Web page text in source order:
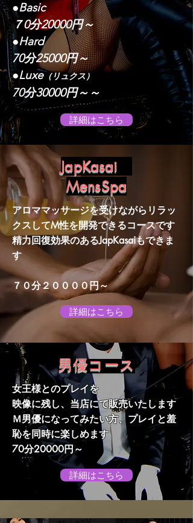
●Basic
７0分20000円～
●Hard
70分25000円～
●Luxe（リュクス）
70分30000円～～
詳細はこちら
JapKasai
MensSpa
アロママッサージを受けながらリラッ
クスしてM性を開発できるコースです
精力回復効果のあるJapKasaiもできま
す
​７０分２００００円～
詳細はこちら
男優コース
女王様とのプレイを
映像に残し、当店にて販売いたします
​Ｍ男優になってみたい方、プレイと羞
恥を同時に楽しめます
​70分20000円～
詳細はこちら